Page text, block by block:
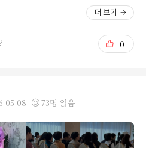
중인 예비부부들에게 진심으로
분 중 하나가 바로 교통이었습니
라 늦여름의 더운 날씨에 하객분
고 생각했습니다. 오펠리스는 시
근성이 매우 뛰어나 대중교통 이
도 주차 스트레스 없는 쾌적한 환경
마음을 놓이게 했습니다. * **프
다른 예식팀의 하객
더 보기
0
05-08 73명 읽음